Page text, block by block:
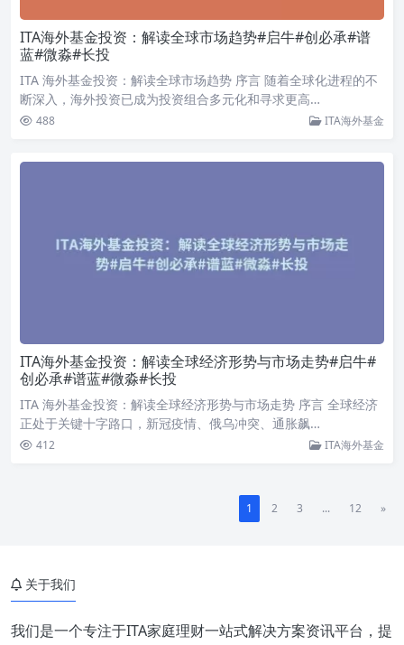
ITA海外基金投资：解读全球市场趋势#启牛#创必承#谱
蓝#微淼#长投
ITA 海外基金投资：解读全球市场趋势 序言 随着全球化进程的不
断深入，海外投资已成为投资组合多元化和寻求更高…
488 ITA海外基金
ITA海外基金投资：解读全球经济形势与市场走势#启牛#
创必承#谱蓝#微淼#长投
ITA 海外基金投资：解读全球经济形势与市场走势 序言 全球经济
正处于关键十字路口，新冠疫情、俄乌冲突、通胀飙…
412 ITA海外基金
1 2 3 ... 12 »
关于我们
我们是一个专注于ITA家庭理财一站式解决方案资讯平台，提